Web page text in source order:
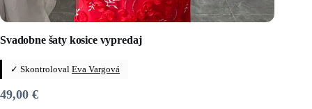
Svadobne šaty kosice vypredaj
✓ Skontroloval Eva Vargová
49,00 €